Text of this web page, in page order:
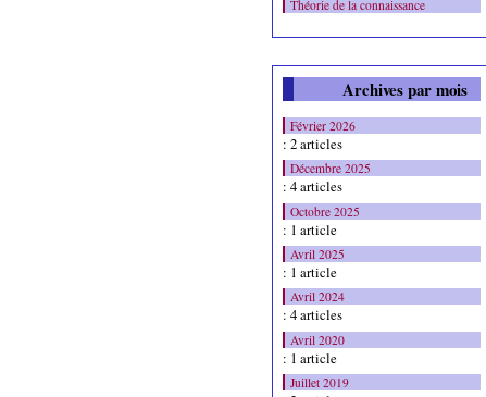
Théorie de la connaissance
Archives par mois
Février 2026
: 2 articles
Décembre 2025
: 4 articles
Octobre 2025
: 1 article
Avril 2025
: 1 article
Avril 2024
: 4 articles
Avril 2020
: 1 article
Juillet 2019